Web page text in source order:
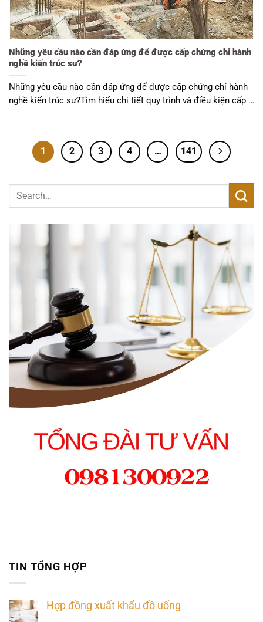
Những yêu cầu nào cần đáp ứng để được cấp chứng chỉ hành
nghề kiến trúc sư?
Những yêu cầu nào cần đáp ứng để được cấp chứng chỉ hành
nghề kiến trúc sư?Tìm hiểu chi tiết quy trình và điều kiện cấp …
1 2 3 4 … 141
TIN TỔNG HỢP
Hợp đồng xuất khẩu đồ uống